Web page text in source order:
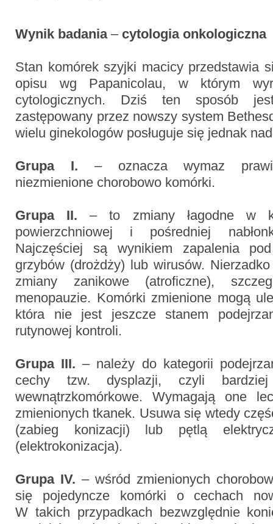
Wynik badania –cytologia onkologiczna
Stan komórek szyjki macicy przedstawia
opisu wg Papanicolau, w którym
cytologicznych. Dziś ten sposób
zastępowany przez nowszy system
wielu ginekologów posługuje się jednak
Grupa I. – oznacza wymaz
niezmienione chorobowo komórki.
Grupa II. – to zmiany łagodne w
powierzchniowej i pośredniej
Najczęściej są wynikiem zapalenia
grzybów (drożdży) lub wirusów.
zmiany zanikowe (atroficzne),
menopauzie. Komórki zmienione mogą
która nie jest jeszcze stanem
rutynowej kontroli.
Grupa III. – należy do kategorii
cechy tzw. dysplazji, czyli
wewnątrzkomórkowe. Wymagają one
zmienionych tkanek. Usuwa się wtedy
(zabieg konizacji) lub pętlą
(elektrokonizacja).
Grupa IV. – wśród zmienionych
się pojedyncze komórki o cechach
W takich przypadkach bezwzględnie